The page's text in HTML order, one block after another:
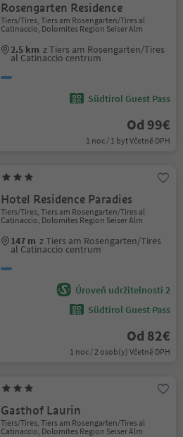
Rosengarten Residence
Tiers/Tires, Tiers am Rosengarten/Tires al
Catinaccio, Dolomites Region Seiser Alm
2.5 km z Tiers am Rosengarten/Tires
al Catinaccio centrum
Südtirol Guest Pass
Od 99€
1 noc / 1 byt Včetně DPH
Hotel Residence Paradies
Tiers/Tires, Tiers am Rosengarten/Tires al
Catinaccio, Dolomites Region Seiser Alm
147 m z Tiers am Rosengarten/Tires
al Catinaccio centrum
Úroveň udržitelnosti 2
Südtirol Guest Pass
Od 82€
1 noc / 2 osob(y) Včetně DPH
Gasthof Laurin
Tiers/Tires, Tiers am Rosengarten/Tires al
Catinaccio, Dolomites Region Seiser Alm